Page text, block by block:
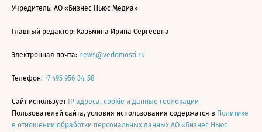
Учредитель: АО «Бизнес Ньюс Медиа»
Главный редактор: Казьмина Ирина Сергеевна
Электронная почта: news@vedomosti.ru
Телефон: +7 495 956-34-58
Сайт использует IP адреса, cookie и данные геолокации
Пользователей сайта, условия использования содержатся в Политике
в отношении обработки персональных данных АО «Бизнес Ньюс